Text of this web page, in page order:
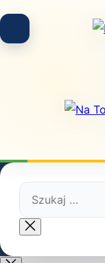
content
Szukaj:
Close
search